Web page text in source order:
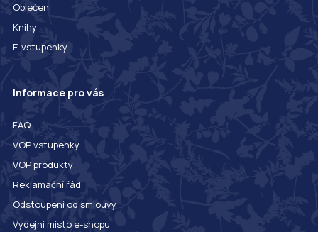
Oblečení
Knihy
E-vstupenky
Informace pro vás
FAQ
VOP vstupenky
VOP produkty
Reklamační řád
Odstoupení od smlouvy
Výdejní místo e-shopu